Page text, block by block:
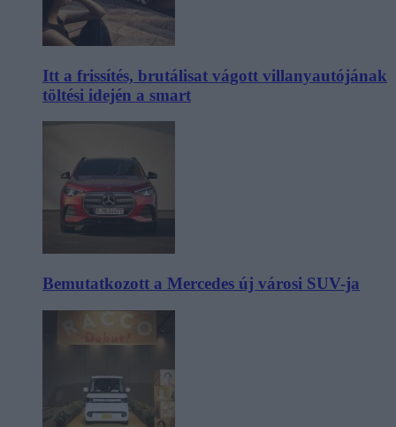
Itt a frissítés, brutálisat vágott villanyautójának
töltési idején a smart
Bemutatkozott a Mercedes új városi SUV-ja